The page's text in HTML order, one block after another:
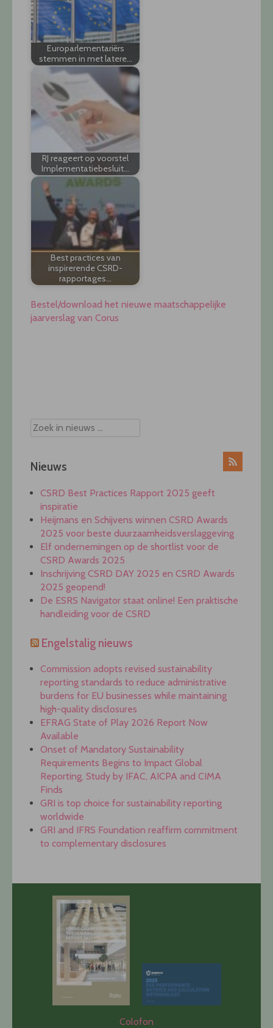
Europarlementariërs
stemmen in met latere…
RJ reageert op voorstel
Implementatiebesluit…
Best practices van
inspirerende CSRD-
rapportages…
Bestel/download het nieuwe maatschappelijke
jaarverslag van Corus
Nieuws
CSRD Best Practices Rapport 2025 geeft
inspiratie
Heijmans en Schijvens winnen CSRD Awards
2025 voor beste duurzaamheidsverslaggeving
Elf ondernemingen op de shortlist voor de
CSRD Awards 2025
Inschrijving CSRD DAY 2025 en CSRD Awards
2025 geopend!
De ESRS Navigator staat online! Een praktische
handleiding voor de CSRD
Engelstalig nieuws
Commission adopts revised sustainability
reporting standards to reduce administrative
burdens for EU businesses while maintaining
high-quality disclosures
EFRAG State of Play 2026 Report Now
Available
Onset of Mandatory Sustainability
Requirements Begins to Impact Global
Reporting, Study by IFAC, AICPA and CIMA
Finds
GRI is top choice for sustainability reporting
worldwide
GRI and IFRS Foundation reaffirm commitment
to complementary disclosures
Colofon